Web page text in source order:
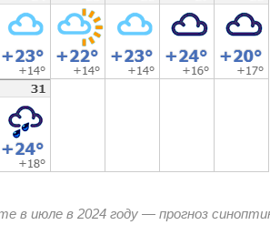
в июле в 2024 году — прогноз